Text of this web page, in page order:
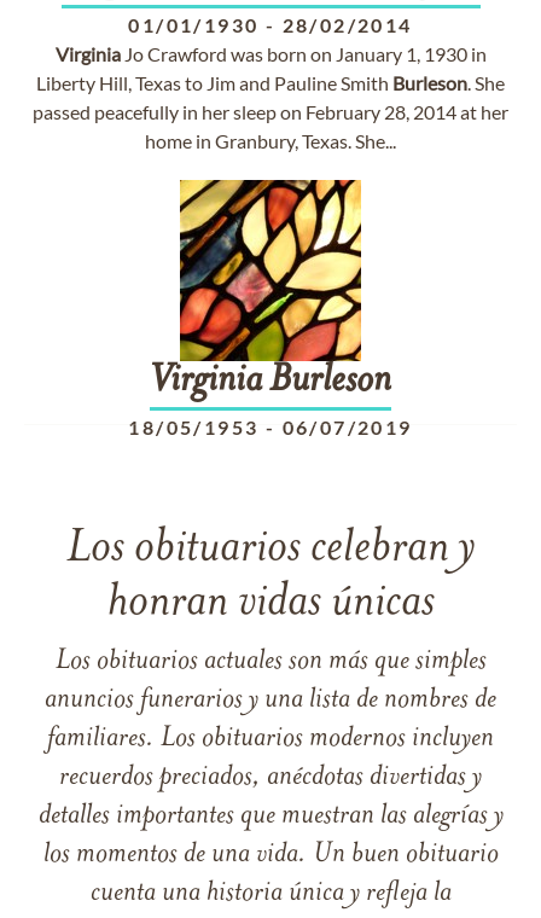
01/01/1930 - 28/02/2014
VirginiaJo Crawford was born on January 1, 1930 in
Liberty Hill, Texas to Jim and Pauline Smith Burleson. She
passed peacefully in her sleep on February 28, 2014 at her
home in Granbury, Texas. She...
VirginiaBurleson
18/05/1953 - 06/07/2019
Los obituarios celebran y
honran vidas únicas
Los obituarios actuales son más que simples
anuncios funerarios y una lista de nombres de
familiares. Los obituarios modernos incluyen
recuerdos preciados, anécdotas divertidas y
detalles importantes que muestran las alegrías y
los momentos de una vida. Un buen obituario
cuenta una historia única y refleja la